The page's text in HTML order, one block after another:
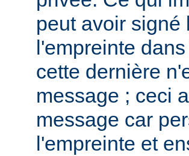
peut avoir signé
l'empreinte
cette dernière
message ; ceci
message car
l'empreinte et